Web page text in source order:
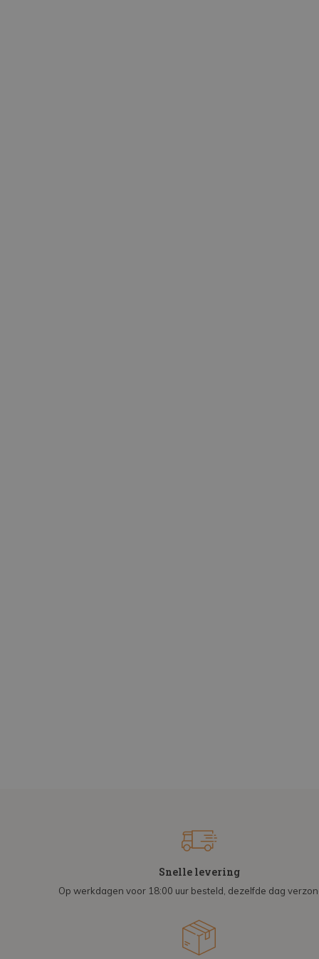
Snelle levering
Op werkdagen voor 18:00 uur besteld, dezelfde dag